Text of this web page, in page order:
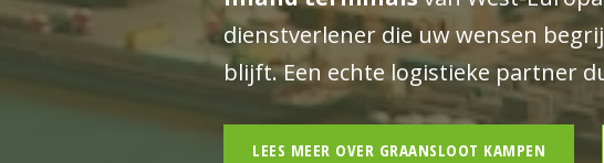
dienstverlener die uw wensen
blijft. Een echte logistieke partner
LEES MEER OVER GRAANSLOOT KAMPEN